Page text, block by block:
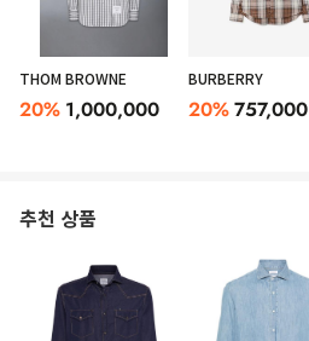
THOM BROWNE
20% 1,000,000
BURBERRY
20%757,000
추천 상품